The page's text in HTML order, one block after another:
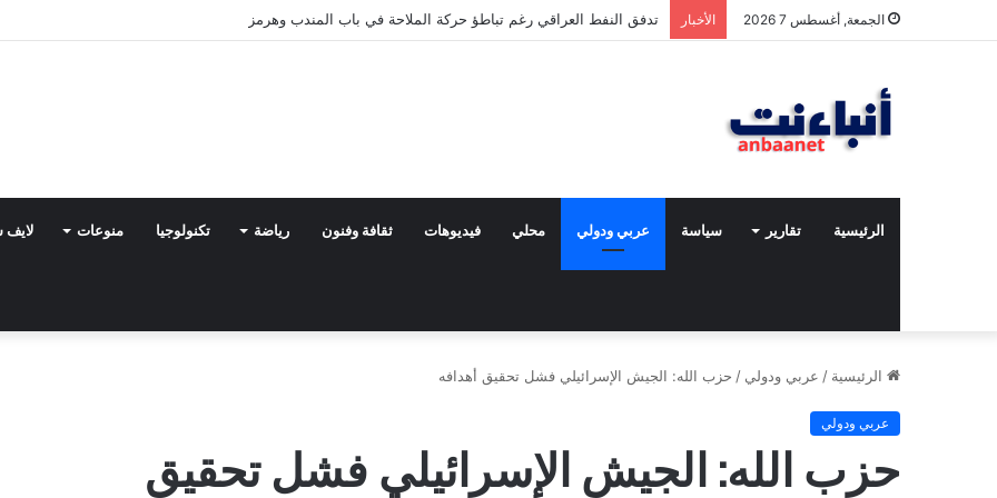
الجمعة, أغسطس 7 2026 الأخبار مقتل شخصين وإصابة 5 في إطلاق نار بمهرجان بمدينة سياتل الأميركية
الرئيسية تقارير سياسة عربي ودولي محلي فيديوهات ثقافة وفنون رياضة تكنولوجيا منوعات لايف
الرئيسية / عربي ودولي / حزب الله: الجيش الإسرائيلي فشل تحقيق أهدافه
عربي ودولي
حزب الله: الجيش الإسرائيلي فشل تحقيق